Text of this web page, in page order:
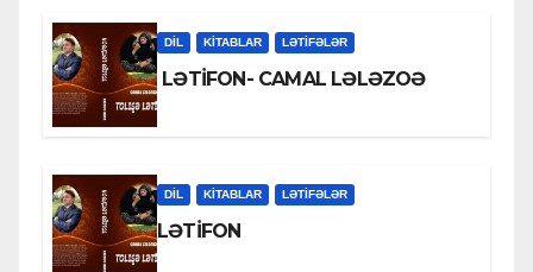
DİL KİTABLAR LƏTIFƏLƏR
LƏTİFON- CAMAL LƏLƏZOƏ
DİL KİTABLAR LƏTIFƏLƏR
LƏTİFON